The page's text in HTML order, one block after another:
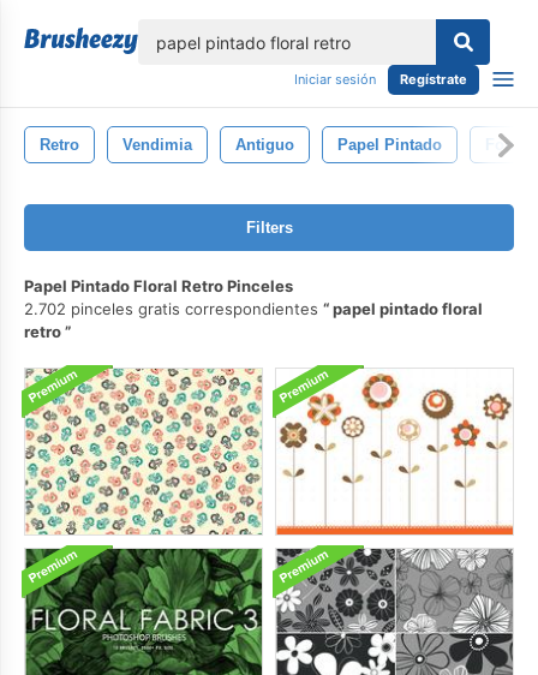
Iniciar sesión Regístrate
Retro Vendimia Antiguo Papel Pintado Fondo
Filters
Papel Pintado Floral Retro Pinceles
2.702 pinceles gratis correspondientes
papel pintado floral
retro